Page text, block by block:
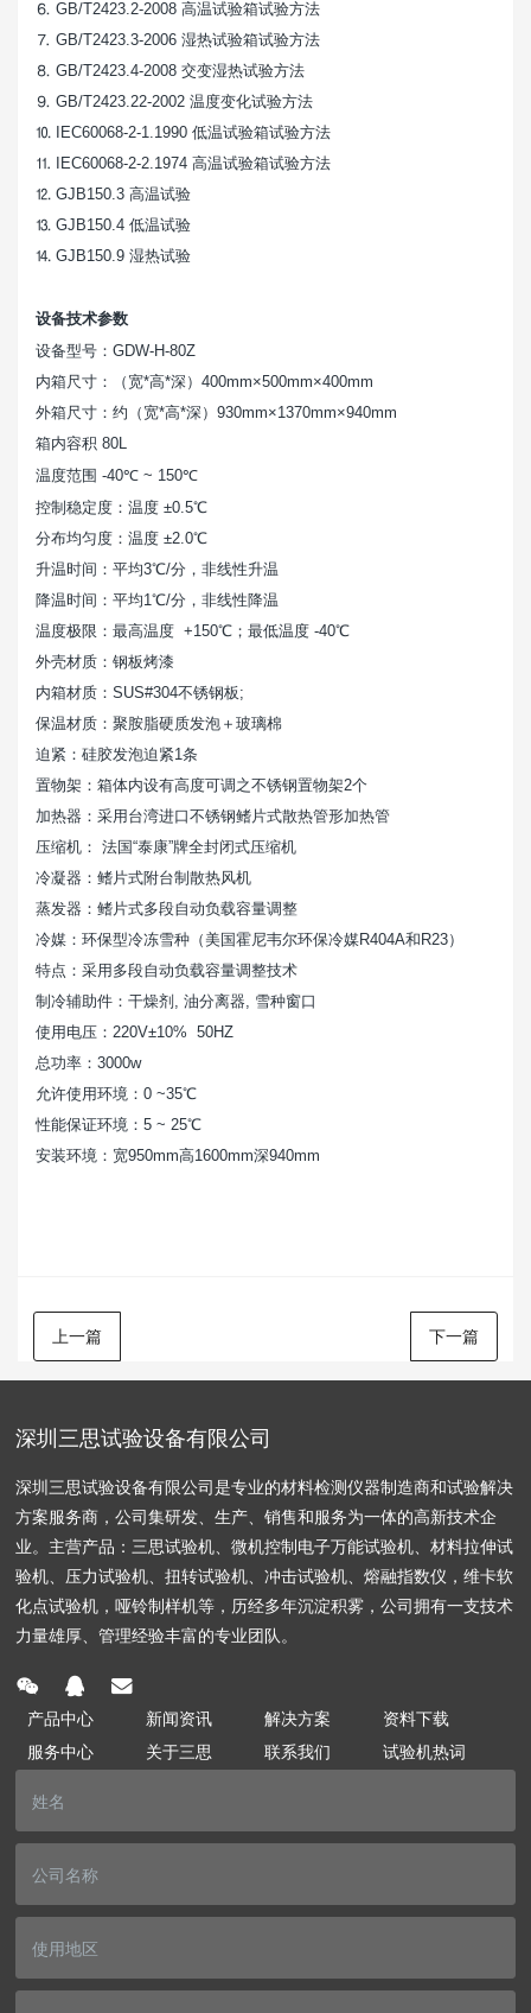
⒍ GB/T2423.2-2008 高温试验箱试验方法
⒎ GB/T2423.3-2006 湿热试验箱试验方法
⒏ GB/T2423.4-2008 交变湿热试验方法
⒐ GB/T2423.22-2002 温度变化试验方法
⒑ IEC60068-2-1.1990 低温试验箱试验方法
⒒ IEC60068-2-2.1974 高温试验箱试验方法
⒓ GJB150.3 高温试验
⒔ GJB150.4 低温试验
⒕ GJB150.9 湿热试验
设备技术参数
设备型号： GDW-H-80Z
内箱尺寸：（宽*高*深）400mm×500mm×400mm
外箱尺寸：约（宽*高*深）930mm×1370mm×940mm
箱内容积 80L
温度范围 -40℃ ~ 150℃
控制稳定度：温度 ±0.5℃
分布均匀度：温度 ±2.0℃
升温时间：平均3℃/分，非线性升温
降温时间：平均1℃/分，非线性降温
温度极限：最高温度 +150℃；最低温度 -40℃
外壳材质：钢板烤漆
内箱材质： SUS#304不锈钢板;
保温材质：聚胺脂硬质发泡＋玻璃棉
迫紧：硅胶发泡迫紧1条
置物架：箱体内设有高度可调之不锈钢置物架2个
加热器：采用台湾进口不锈钢鳍片式散热管形加热管
压缩机： 法国“泰康”牌全封闭式压缩机
冷凝器：鳍片式附台制散热风机
蒸发器：鳍片式多段自动负载容量调整
冷媒：环保型冷冻雪种（美国霍尼韦尔环保冷媒R404A和R23）
特点：采用多段自动负载容量调整技术
制冷辅助件：干燥剂 , 油分离器, 雪种窗口
使用电压： 220V±10% 50HZ
总功率： 3000w
允许使用环境： 0 ~35℃
性能保证环境： 5 ~ 25℃
安装环境：宽950mm高1600mm深940mm
上一篇 下一篇
深圳三思试验设备有限公司
深圳三思试验设备有限公司是专业的材料检测仪器制造商和试验解决
方案服务商，公司集研发、生产、销售和服务为一体的高新技术企
业。主营产品：三思试验机、微机控制电子万能试验机、材料拉伸试
验机、压力试验机、扭转试验机、冲击试验机、熔融指数仪，维卡软
化点试验机，哑铃制样机等，历经多年沉淀积雾，公司拥有一支技术
力量雄厚、管理经验丰富的专业团队。
产品中心 新闻资讯 解决方案
资料下载
服务中心
关于三思 联系我们 试验机热词